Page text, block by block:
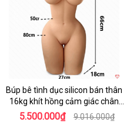
Búp bê tình dục silicon bán thân
16kg khít hồng cảm giác chân
thực mê hoặc
5.500.000₫ 9.016.000₫